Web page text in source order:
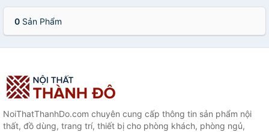
0 Sản Phẩm
NoiThatThanhDo.com chuyên cung cấp thông tin sản phẩm nội
thất, đồ dùng, trang trí, thiết bị cho phòng khách, phòng ngủ,